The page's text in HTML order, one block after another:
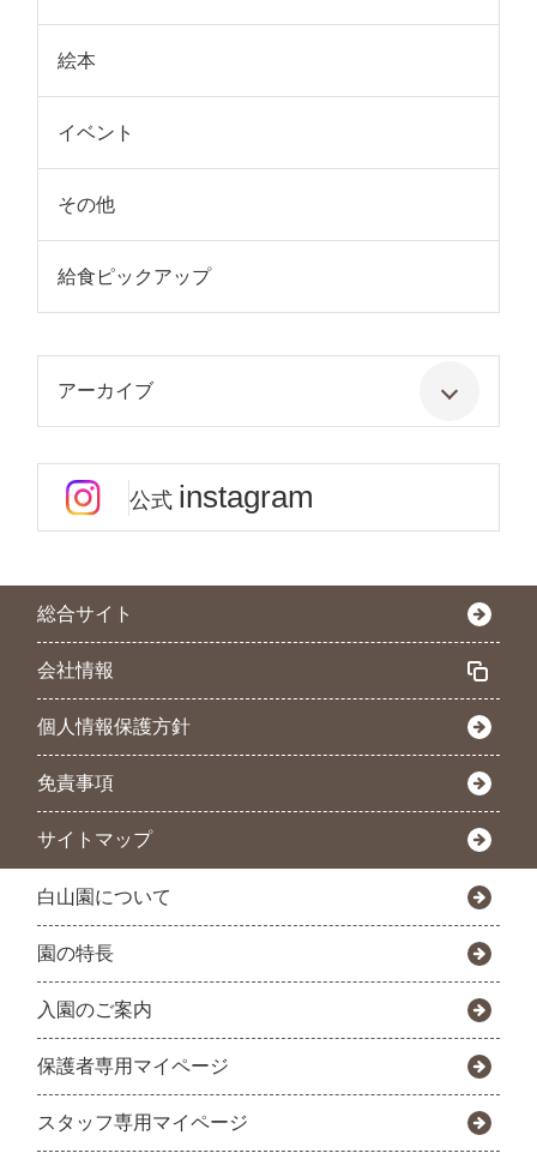
絵本
イベント
その他
給食ピックアップ
アーカイブ
公式 instagram
総合サイト
会社情報
個人情報保護方針
免責事項
サイトマップ
白山園について
園の特長
入園のご案内
保護者専用マイページ
スタッフ専用マイページ